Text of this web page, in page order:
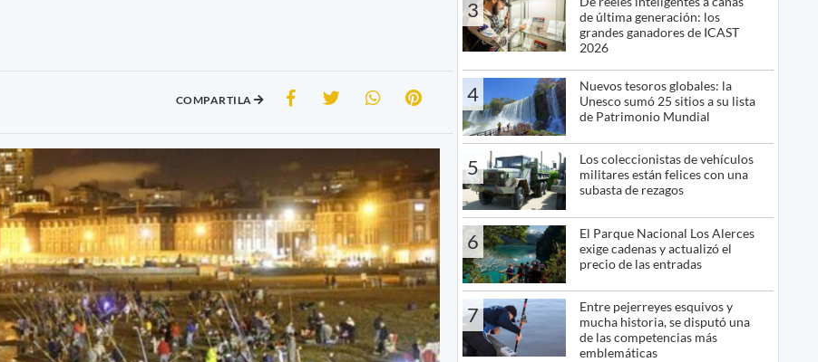
COMPARTILA
3
de última generación: los
grandes ganadores de ICAST
2026
4
Nuevos tesoros globales: la
Unesco sumó 25 sitios a su lista
de Patrimonio Mundial
5
Los coleccionistas de vehículos
militares están felices con una
subasta de rezagos
6
El Parque Nacional Los Alerces
exige cadenas y actualizó el
precio de las entradas
7
Entre pejerreyes esquivos y
mucha historia, se disputó una
de las competencias más
emblemáticas